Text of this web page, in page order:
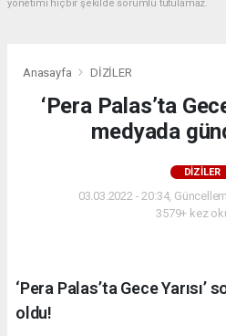
yönetimi hiçbir şekilde sorumlu tutulamaz.
Anasayfa DİZİLER
‘Pera Palas’ta
medyada
DİZİLER
03.03.2022 - 20:34,
3579+ kez
‘Pera Palas’ta Gece
oldu!